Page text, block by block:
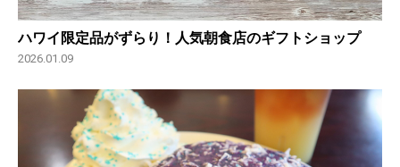
ハワイ限定品がずらり！人気朝食店のギフトショップ
2026.01.09